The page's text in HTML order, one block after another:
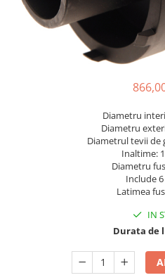
Dispozitive pentru anvelope
Gresoare
Alternator, Fulie
Mazda
Mercedes-Benz
Dispozitive magnetice, oglinzi,
Diametru
Diametru
Diametrul tevii de
Inaltime:
Diametru
Include
Latimea
IN
Durata de